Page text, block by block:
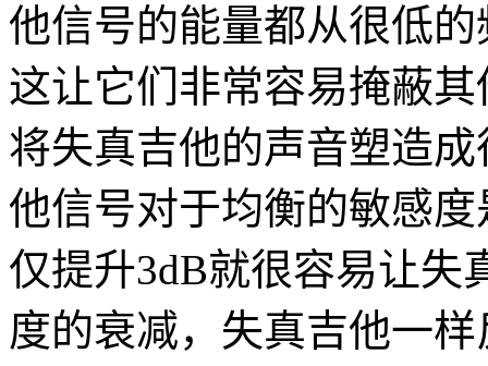
他信号的能量都从很低
这让它们非常容易掩蔽
将失真吉他的声音塑造
他信号对于均衡的敏感
仅提升3dB就很容易让失
度的衰减，失真吉他一